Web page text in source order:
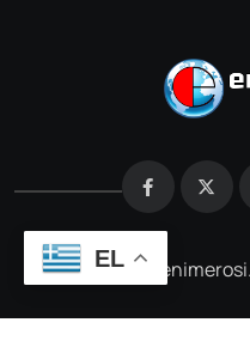
@2026 e-
EL